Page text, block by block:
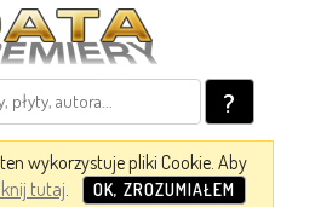
?
wykorzystuje pliki Cookie. Aby
tutaj. OK, ZROZUMIAŁEM